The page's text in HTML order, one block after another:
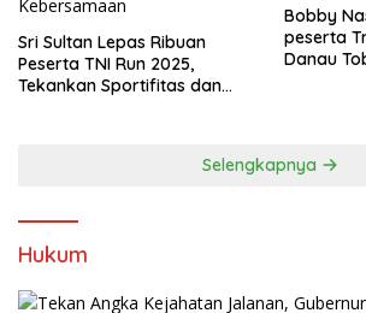
Sri Sultan Lepas Ribuan
Peserta TNI Run 2025,
Tekankan Sportifitas dan
Bobby
peserta
Danau
Selengkapnya
Hukum